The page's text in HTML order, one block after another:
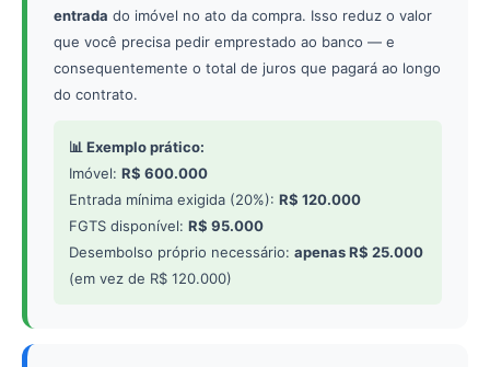
entrada do imóvel no ato da compra. Isso reduz o valor
que você precisa pedir emprestado ao banco — e
consequentemente o total de juros que pagará ao longo
do contrato.
📊 Exemplo prático:
Imóvel: R$ 600.000
Entrada mínima exigida (20%): R$ 120.000
FGTS disponível: R$ 95.000
Desembolso próprio necessário: apenas R$ 25.000
(em vez de R$ 120.000)